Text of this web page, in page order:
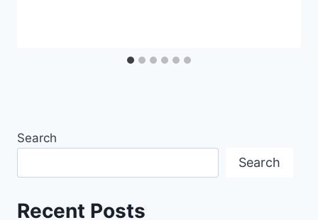
Search
Search
Recent Posts